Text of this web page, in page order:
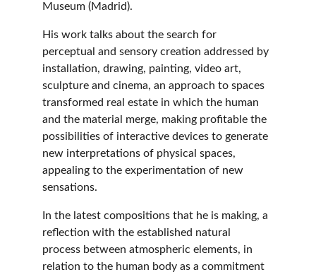
Museum (Madrid).
His work talks about the search for
perceptual and sensory creation addressed by
installation, drawing, painting, video art,
sculpture and cinema, an approach to spaces
transformed real estate in which the human
and the material merge, making profitable the
possibilities of interactive devices to generate
new interpretations of physical spaces,
appealing to the experimentation of new
sensations.
In the latest compositions that he is making, a
reflection with the established natural
process between atmospheric elements, in
relation to the human body as a commitment